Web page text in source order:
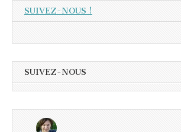
SUIVEZ-NOUS !
SUIVEZ-NOUS